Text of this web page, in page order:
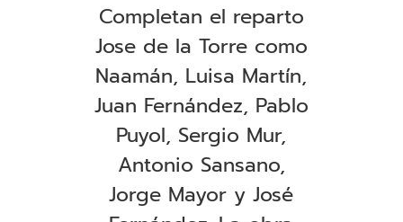
Completan el reparto
Jose de la Torre como
Naamán, Luisa Martín,
Juan Fernández, Pablo
Puyol, Sergio Mur,
Antonio Sansano,
Jorge Mayor y José